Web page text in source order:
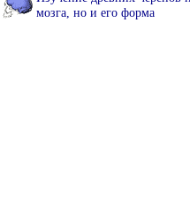
мозга, но и его форма